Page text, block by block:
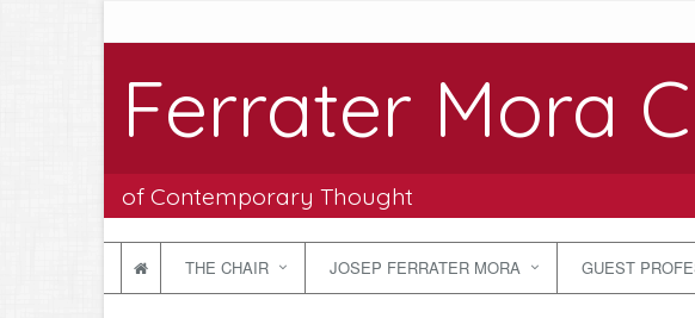
Ferrater Mora
of Contemporary Thought
THE CHAIR JOSEP FERRATER MORA GUEST